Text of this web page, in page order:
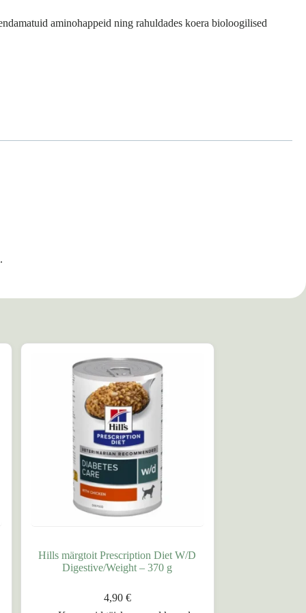
aminohappeid ning rahuldades koera bioloogilised
Hills märgtoit Prescription Diet W/D
Digestive/Weight – 370 g
4,90 €